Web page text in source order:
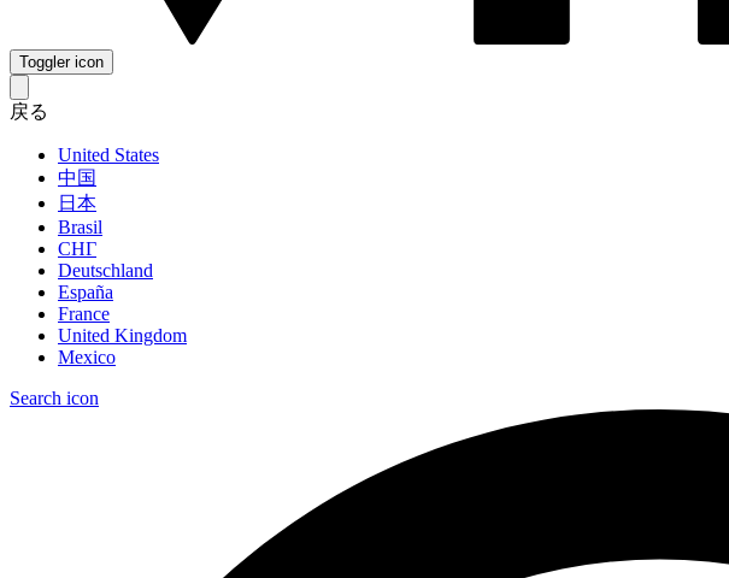
Toggler icon
戻る
United States
中国
日本
Brasil
СНГ
Deutschland
España
France
United Kingdom
Mexico
Search icon